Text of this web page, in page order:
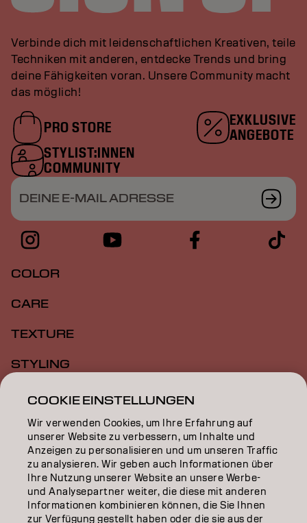
Verbinde dich mit leidenschaftlichen Kreativen, teile
Techniken mit anderen, entdecke Trends und bring
deine Fähigkeiten voran. Unsere Community macht
das möglich!
PRO STORE
EXKLUSIVE
ANGEBOTE
STYLIST:INNEN
COMMUNITY
DEINE E-MAIL ADRESSE
COLOR
CARE
TEXTURE
STYLING
INSPIRATION
EDUCATION
ÜBER
SALON FINDER
PARTNER WERDEN
COOKIE EINSTELLUNGEN
Wir verwenden Cookies, um Ihre Erfahrung auf
unserer Website zu verbessern, um Inhalte und
Anzeigen zu personalisieren und um unseren Traffic
zu analysieren. Wir geben auch Informationen über
Ihre Nutzung unserer Website an unsere Werbe-
und Analysepartner weiter, die diese mit anderen
Informationen kombinieren können, die Sie Ihnen
zur Verfügung gestellt haben oder die sie aus der